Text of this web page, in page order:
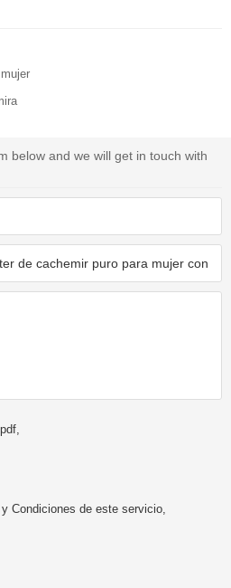
below and we will get in touch with
Condiciones de este servicio,